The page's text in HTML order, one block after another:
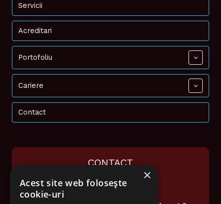
Servicii
Acreditari
Portofoliu
Cariere
Contact
CONTACT
0374 948 076
office@audiotech.ro
×
Acest site web folosește
cookie-uri